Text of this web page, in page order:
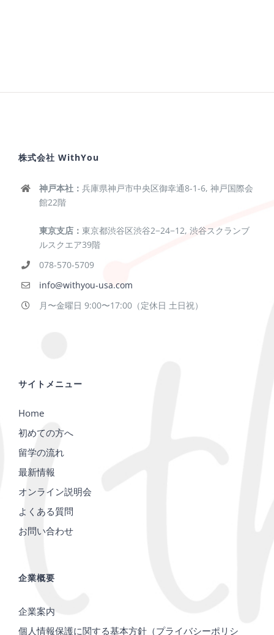
株式会社 WithYou
神戸本社： 兵庫県神戸市中央区御幸通8-1-6, 神戸国際会
館22階
東京支店： 東京都渋谷区渋谷2−24−12, 渋谷スクランブ
ルスクエア39階
078-570-5709
info@withyou-usa.com
月〜金曜日 9:00〜17:00（定休日 土日祝）
サイトメニュー
Home
初めての方へ
留学の流れ
最新情報
オンライン説明会
よくある質問
お問い合わせ
企業概要
企業案内
個人情報保護に関する基本方針（プライバシーポリシ